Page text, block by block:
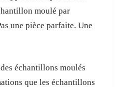
moulé par
une pièce parfaite. Une
échantillons moulés
que les échantillons